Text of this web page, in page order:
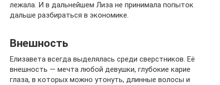
лежала. И в дальнейшем Лиза не принимала попыток
дальше разбираться в экономике.
Внешность
Елизавета всегда выделялась среди сверстников. Её
внешность — мечта любой девушки, глубокие карие
глаза, в которых можно утонуть, длинные волосы и